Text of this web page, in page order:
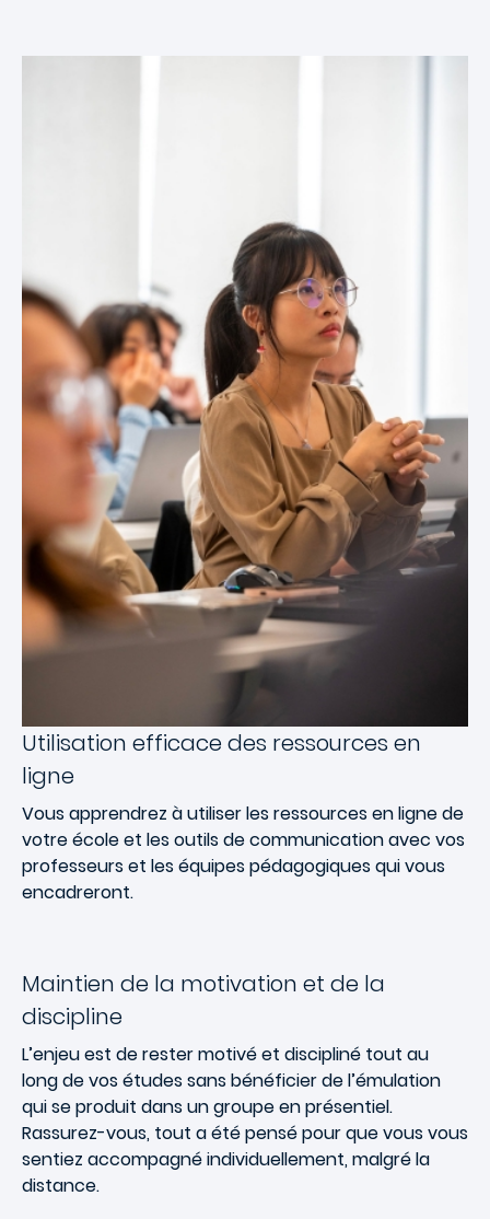
Utilisation efficace des ressources en
ligne
Vous apprendrez à utiliser les ressources en ligne de
votre école et les outils de communication avec vos
professeurs et les équipes pédagogiques qui vous
encadreront.
Maintien de la motivation et de la
discipline
L’enjeu est de rester motivé et discipliné tout au
long de vos études sans bénéficier de l’émulation
qui se produit dans un groupe en présentiel.
Rassurez-vous, tout a été pensé pour que vous vous
sentiez accompagné individuellement, malgré la
distance.